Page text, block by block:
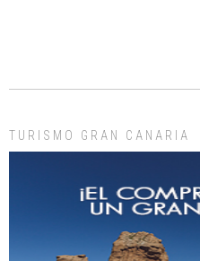
días, ella incluida...
Gato manso encontrado
TURISMO GRAN CANARIA